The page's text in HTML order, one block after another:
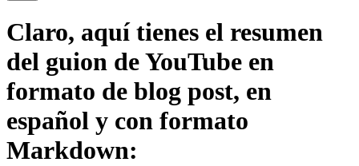
Claro, aquí tienes el resumen
del guion de YouTube en
formato de blog post, en
español y con formato
Markdown: